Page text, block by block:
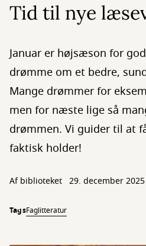
Tid til nye
Januar er højsæson for
drømme om et bedre,
Mange drømmer for
men for næste lige så
drømmen. Vi guider til at
faktisk holder!
Af biblioteket 29. december 2025
TagsFaglitteratur